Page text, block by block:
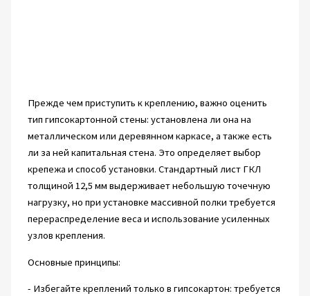
Прежде чем приступить к креплению, важно оценить
тип гипсокартонной стены: установлена ли она на
металлическом или деревянном каркасе, а также есть
ли за ней капитальная стена. Это определяет выбор
крепежа и способ установки. Стандартный лист ГКЛ
толщиной 12,5 мм выдерживает небольшую точечную
нагрузку, но при установке массивной полки требуется
перераспределение веса и использование усиленных
узлов крепления.
Основные принципы:
- Избегайте креплений только в гипсокартон: требуется